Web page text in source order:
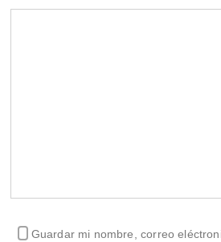
Guardar mi nombre, correo